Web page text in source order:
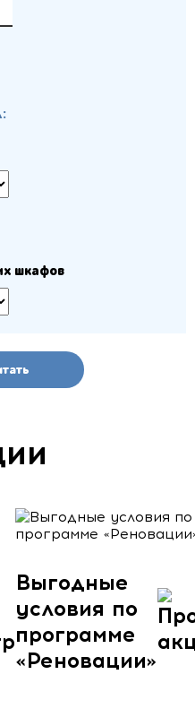
шкафов
Выгодные
условия по
программе
«Реновации»